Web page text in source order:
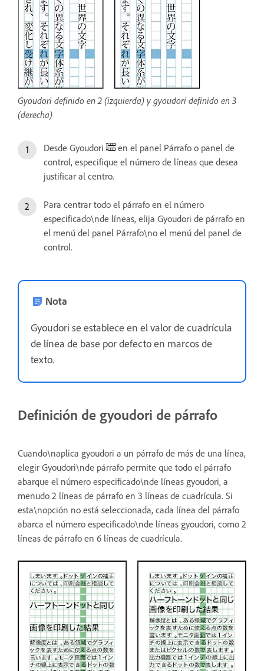
Gyoudori definido en 2 (izquierda) y gyoudori definido en 3
(derecha)
Desde Gyoudori
en el panel Párrafo o panel de
control, especifique el número de líneas que desea
justificar al centro.
Para centrar todo el párrafo en el número
especificado\nde líneas, elija Gyoudori de párrafo en
el menú del panel Párrafo\no el menú del panel de
control.
Nota
Gyoudori se establece en el valor de cuadrícula
de línea de base por defecto en marcos de
texto.
Definición de gyoudori de párrafo
Cuando\naplica gyoudori a un párrafo de más de una línea,
elegir Gyoudori\nde párrafo permite que todo el párrafo
abarque el número especificado\nde líneas gyoudori, a
menudo 2 líneas de párrafo en 3 líneas de cuadrícula. Si
esta\nopción no está seleccionada, cada línea del párrafo
abarca el número especificado\nde líneas gyoudori, como 2
líneas de párrafo en 6 líneas de cuadrícula.